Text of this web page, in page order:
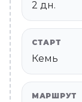
2 дн.
СТАРТ
Кемь
МАРШРУТ